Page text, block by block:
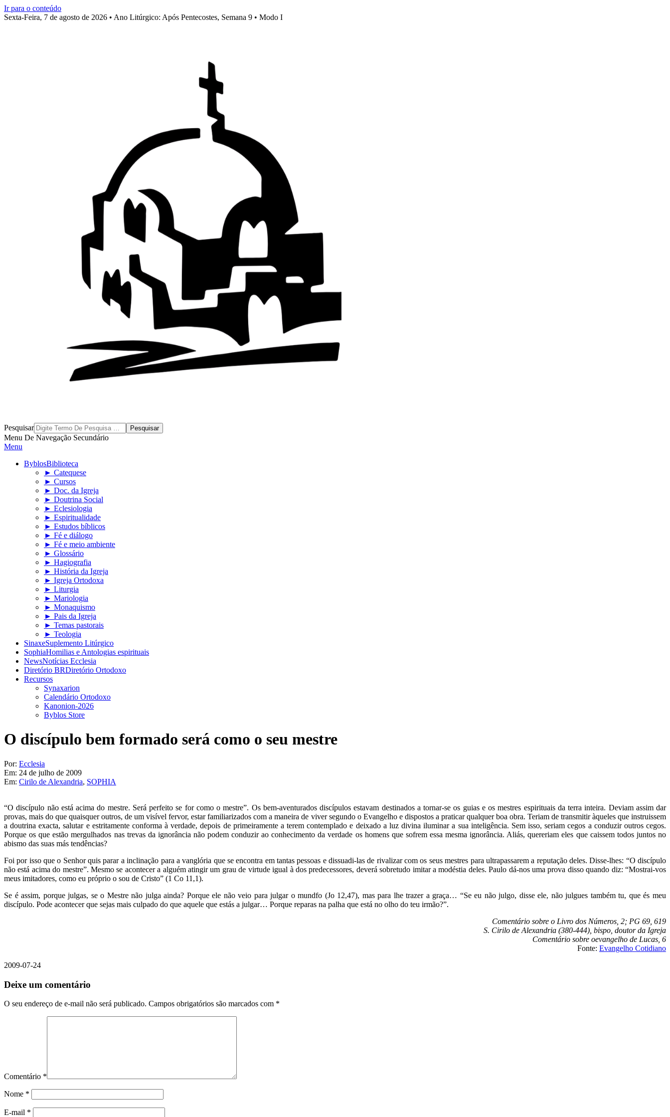
Ir para o conteúdo
Sexta-Feira, 7 de agosto de 2026 • Ano Litúrgico: Após Pentecostes, Semana 9 • Modo I
Byblos
Pesquisar
Menu De Navegação Secundário
Menu
ByblosBiblioteca
► Catequese
► Cursos
► Doc. da Igreja
► Doutrina Social
► Eclesiologia
► Espiritualidade
► Estudos bíblicos
► Fé e diálogo
► Fé e meio ambiente
► Glossário
► Hagiografia
► História da Igreja
► Igreja Ortodoxa
► Liturgia
► Mariologia
► Monaquismo
► Pais da Igreja
► Temas pastorais
► Teologia
SinaxeSuplemento Litúrgico
SophiaHomilias e Antologias espirituais
NewsNotícias Ecclesia
Diretório BRDiretório Ortodoxo
Recursos
Synaxarion
Calendário Ortodoxo
Kanonion-2026
Byblos Store
O discípulo bem formado será como o seu mestre
Por: Ecclesia
Em: 24 de julho de 2009
Em: Cirilo de Alexandria, SOPHIA
“O discípulo não está acima do mestre. Será perfeito se for como o mestre”. Os bem-aventurados discípulos estavam destinados a tornar-se os guias e os mestres espirituais da terra inteira. Deviam assim dar
provas, mais do que quaisquer outros, de um visível fervor, estar familiarizados com a maneira de viver segundo o Evangelho e dispostos a praticar qualquer boa obra. Teriam de transmitir àqueles que instruissem
a doutrina exacta, salutar e estritamente conforma à verdade, depois de primeiramente a terem contemplado e deixado a luz divina iluminar a sua inteligência. Sem isso, seriam cegos a conduzir outros cegos.
Porque os que estão mergulhados nas trevas da ignorância não podem conduzir ao conhecimento da verdade os homens que sofrem essa mesma ignorância. Aliás, quereriam eles que caissem todos juntos no
abismo das suas más tendências?
Foi por isso que o Senhor quis parar a inclinação para a vanglória que se encontra em tantas pessoas e dissuadi-las de rivalizar com os seus mestres para ultrapassarem a reputação deles. Disse-lhes: “O discípulo
não está acima do mestre”. Mesmo se acontecer a alguém atingir um grau de virtude igual à dos predecessores, deverá sobretudo imitar a modéstia deles. Paulo dá-nos uma prova disso quando diz: “Mostrai-vos
meus imitadores, como eu próprio o sou de Cristo” (1 Co 11,1).
Se é assim, porque julgas, se o Mestre não julga ainda? Porque ele não veio para julgar o mundfo (Jo 12,47), mas para lhe trazer a graça… “Se eu não julgo, disse ele, não julgues também tu, que és meu
discípulo. Pode acontecer que sejas mais culpado do que aquele que estás a julgar… Porque reparas na palha que está no olho do teu irmão?”.
Comentário sobre o Livro dos Números, 2; PG 69, 619
S. Cirilo de Alexandria (380-444), bispo, doutor da Igreja
Comentário sobre oevangelho de Lucas, 6
Fonte: Evangelho Cotidiano
2009-07-24
Deixe um comentário
O seu endereço de e-mail não será publicado. Campos obrigatórios são marcados com *
Comentário *
Nome *
E-mail *